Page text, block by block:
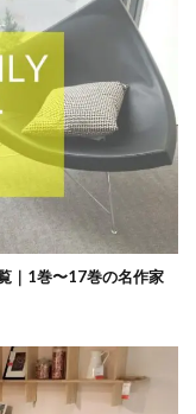
｜1巻〜17巻の名作家